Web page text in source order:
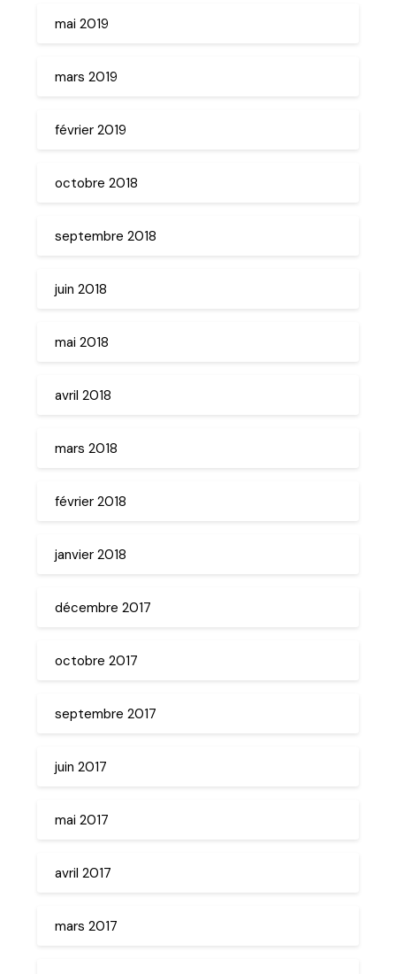
mai 2019
mars 2019
février 2019
octobre 2018
septembre 2018
juin 2018
mai 2018
avril 2018
mars 2018
février 2018
janvier 2018
décembre 2017
octobre 2017
septembre 2017
juin 2017
mai 2017
avril 2017
mars 2017